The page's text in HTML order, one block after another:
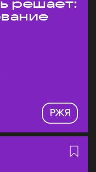
решает:
РЖЯ